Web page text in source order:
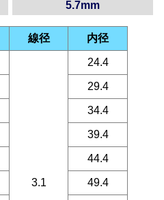
5.7mm
線径 内径
3.1
24.4
29.4
34.4
39.4
44.4
49.4